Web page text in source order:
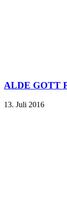
ALDE GOTT
13. Juli 2016